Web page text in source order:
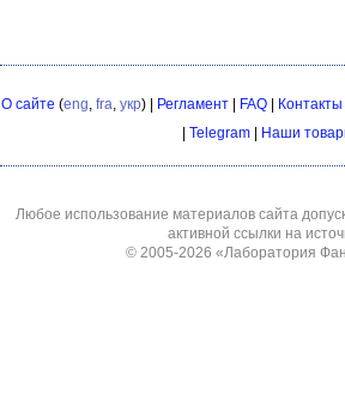
О сайте (eng fra укр) | Регламент| FAQ| Контакты
| Telegram | Наши
Любое использование материалов сайта
активной ссылки на
© 2005-2026 «Лаборатория